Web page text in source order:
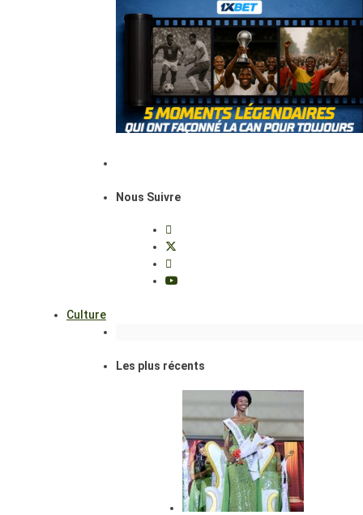
Nous Suivre
Culture
Les plus récents